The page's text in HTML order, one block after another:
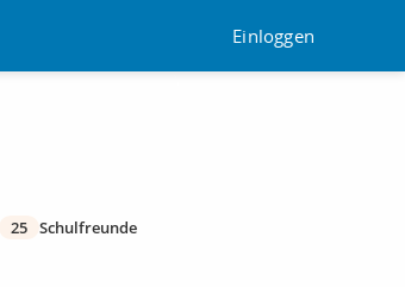
Einloggen
25 Schulfreunde